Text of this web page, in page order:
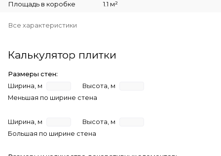
Площадь в коробке 1.1 м²
Все характеристики
Калькулятор плитки
Размеры стен:
Ширина, м
Высота, м
Меньшая по ширине стена
Ширина, м
Высота, м
Большая по ширине стена